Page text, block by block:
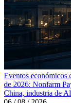
Eventos
de 2026: Nonfarm
China, industria de